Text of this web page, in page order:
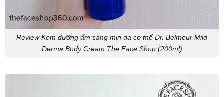
Review Kem dưỡng ẩm sáng mịn da cơ thể Dr. Belmeur Mild
Derma Body Cream The Face Shop (200ml)